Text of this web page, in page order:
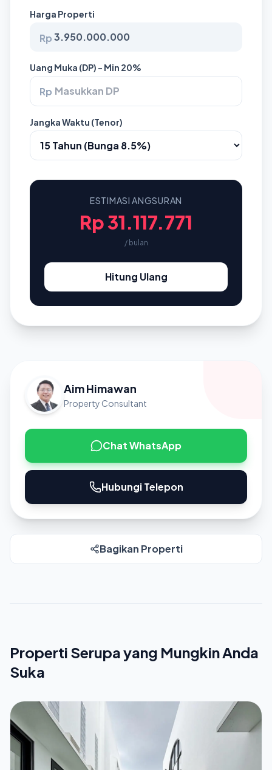
Harga Properti
Rp
Uang Muka (DP) - Min 20%
Rp
Jangka Waktu (Tenor)
ESTIMASI ANGSURAN
Rp 31.117.771
/ bulan
Hitung Ulang
Aim Himawan
Property Consultant
Chat WhatsApp
Hubungi Telepon
Bagikan Properti
Properti Serupa yang Mungkin Anda
Suka